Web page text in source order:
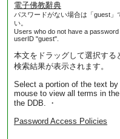
電子佛教辭典
パスワードがない場合は「guest」
い。
Users who do not have a password
userID "guest".
本文をドラッグして選択する
検索結果が表示されます。
Select a portion of the text by
mouse to view all terms in
the DDB. ・
Password Access Policies